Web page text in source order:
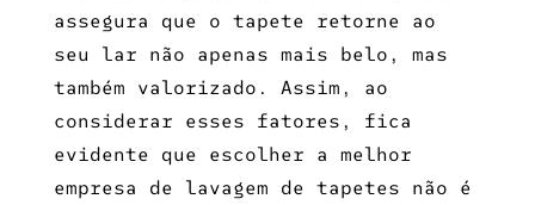
assegura que o tapete retorne ao
seu lar não apenas mais belo, mas
também valorizado. Assim, ao
considerar esses fatores, fica
evidente que escolher a melhor
empresa de lavagem de tapetes não é